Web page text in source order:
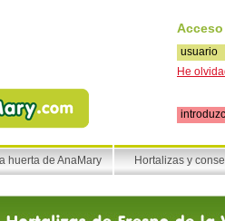
He
huerta de AnaMary Hortalizas y